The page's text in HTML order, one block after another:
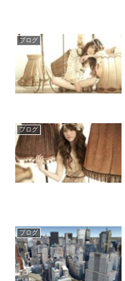
ブログ
ブログ
ブログ